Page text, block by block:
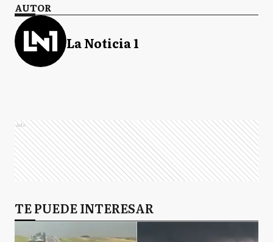
AUTOR
La Noticia 1
Ads
TE PUEDE INTERESAR